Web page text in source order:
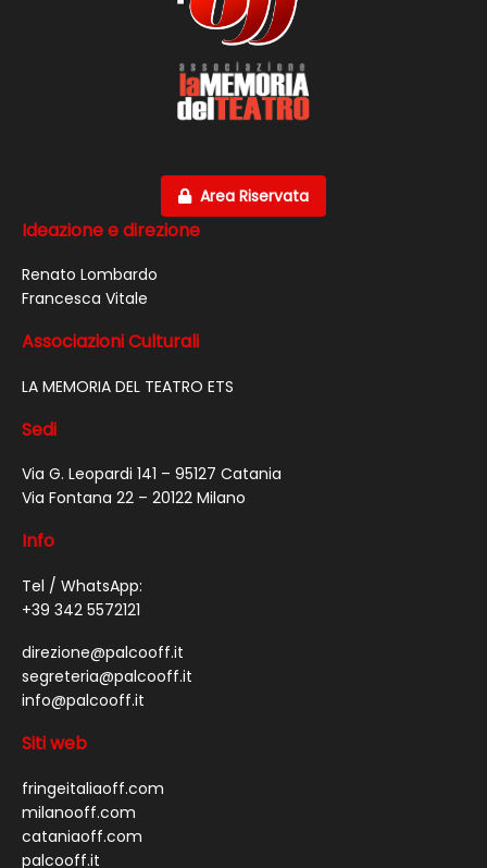
Area Riservata
Ideazione e direzione
Renato Lombardo
Francesca Vitale
Associazioni Culturali
LA MEMORIA DEL TEATRO ETS
Sedi
Via G. Leopardi 141 – 95127 Catania
Via Fontana 22 – 20122 Milano
Info
Tel / WhatsApp:
+39 342 5572121
direzione@palcooff.it
segreteria@palcooff.it
info@palcooff.it
Siti web
fringeitaliaoff.com
milanooff.com
cataniaoff.com
palcooff.it